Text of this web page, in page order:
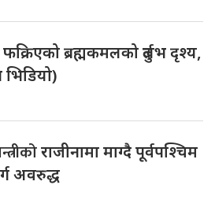
फक्रिएको ब्रह्मकमलको दुर्लभ दृश्य,
राजीनामा माग्दै पूर्वपश्चिम
अवरुद्ध